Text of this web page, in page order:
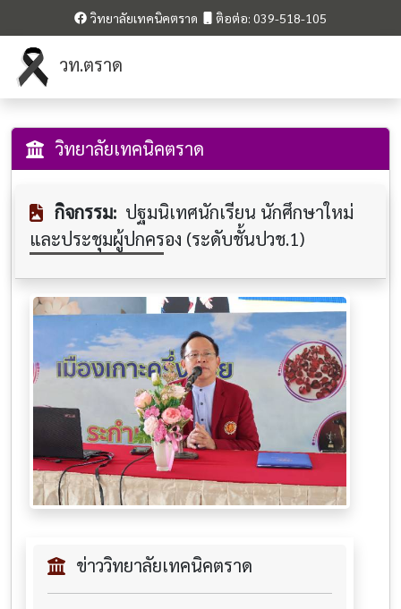
วิทยาลัยเทคนิคตราด ติอต่อ: 039-518-105
วท.ตราด
วิทยาลัยเทคนิคตราด
กิจกรรม: ปฐมนิเทศนักเรียน นักศึกษาใหม่
และประชุมผู้ปกครอง (ระดับชั้นปวช.1)
ข่าววิทยาลัยเทคนิคตราด